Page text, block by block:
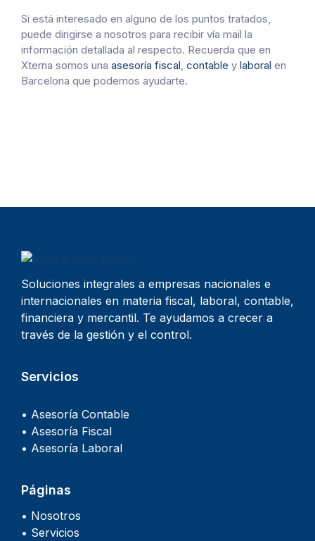
Si está interesado en alguno de los puntos tratados,
puede dirigirse a nosotros para recibir vía mail la
información detallada al respecto. Recuerda que en
Xterna somos una asesoría fiscal, contable y laboral en
Barcelona que podemos ayudarte.
Soluciones integrales a empresas nacionales e
internacionales en materia fiscal, laboral, contable,
financiera y mercantil. Te ayudamos a crecer a
través de la gestión y el control.
Servicios
• Asesoría Contable
• Asesoría Fiscal
• Asesoría Laboral
Páginas
• Nosotros
• Servicios